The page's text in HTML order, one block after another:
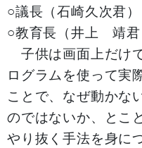
○議長（石崎久次君
○教育長（井上 靖
子供は画面上だけ
ログラムを使って実
ことで、なぜ動かな
のではないか、とこ
やり抜く手法を身に